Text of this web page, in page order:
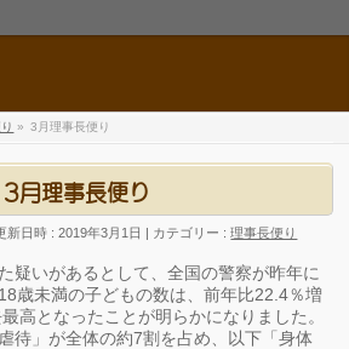
» 3月理事長便り
3月理事長便り
新日時 : 2019年3月1日 カテゴリー :理事長便り
疑いがあるとして、全国の警察が昨年に
歳未満の子どもの数は、前年比22.4％増
高となったことが明らかになりました。
待」が全体の約7割を占め、以下「身体